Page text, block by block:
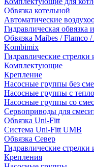
Обвязка котельной
Автоматические
Гидравлическая
Обвязка Maibes / Flamco
Kombimix
Гидравлические стрелки
Комплектующие
Крепление
Насосные группы без
Насосные группы с
Насосные группы со
Сервоприводы для
Обвязка Uni-Fitt
Система Uni-Fitt UMB
Обвязка Север
Гидравлические стрелки
Крепления